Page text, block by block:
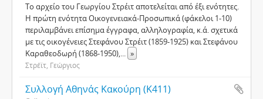
Το αρχείο του Γεωργίου Στρέιτ αποτελείται από έξι ενότητες.
Η πρώτη ενότητα Οικογενειακά-Προσωπικά (φάκελοι 1-10)
περιλαμβάνει επίσημα έγγραφα, αλληλογραφία, κ.ά. σχετικά
με τις οικογένειες Στεφάνου Στρέιτ (1859-1925) και Στεφάνου
Καραθεοδωρή (1868-1950),... »
Στρέϊτ, Γεώργιος
Συλλογή Αθηνάς Κακούρη (Κ411)